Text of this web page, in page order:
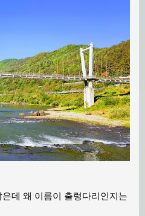
데 왜 이름이 출렁다리인지는